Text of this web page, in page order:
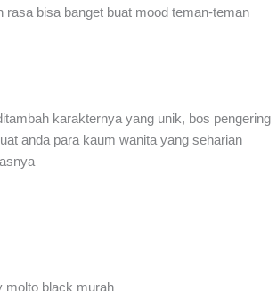
rasa bisa banget buat mood teman-teman
karakternya yang unik, bos pengering
anda para kaum wanita yang seharian